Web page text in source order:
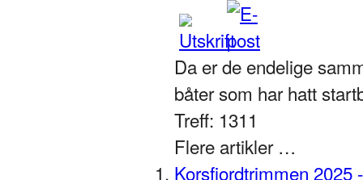
Da er de endelige
båter som har hatt
Treff: 1311
Flere artikler …
Korsfjordtrimmen 2025